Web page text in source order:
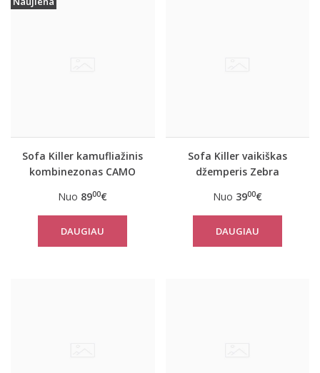
Sofa Killer kamufliažinis
kombinezonas CAMO
Nuo 8900€
DAUGIAU
Sofa Killer vaikiškas
džemperis Zebra
Nuo 3900€
DAUGIAU